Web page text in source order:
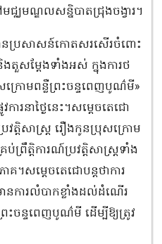
ជ្ឈមណ្ឌលសន្និបាតជ្រុងចង្វារ។
ប្រសាសន៍កោតសរសើរចំពោះ
ងតួសម្ដែងទាំងអស់ ក្នុងការថ
ក្រោមពន្លឺព្រះចន្ទពេញបូណ៌មី»
រនាថ្ងៃនេះ។សម្ដេចតេជោ
វត្តិសាស្ត្រ រឿងកូនប្រុសក្រោម
រឹត្តិការណ៍ប្រវត្តិសាស្ត្រទាំង
សម្ដេចតេជោបន្តថាការ
ានការលំបាកខ្លាំងដល់ដំណើរ
ះចន្ទពេញបូណ៌មី ដើម្បីឱ្យត្រូវ